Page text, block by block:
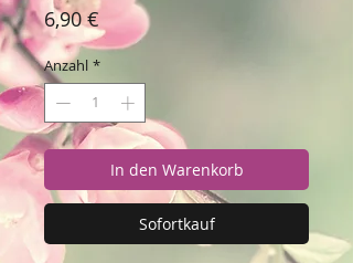
6,90 €Preis
Anzahl *
In den Warenkorb
Sofortkauf